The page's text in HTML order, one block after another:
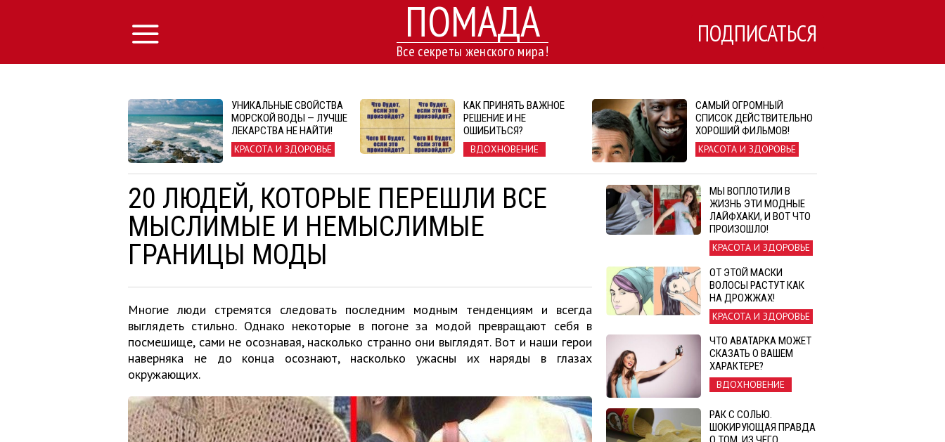
ПОМАДА
Все секреты женского мира!
ПОДПИСАТЬСЯ
УНИКАЛЬНЫЕ СВОЙСТВА
МОРСКОЙ ВОДЫ — ЛУЧШЕ
ЛЕКАРСТВА НЕ НАЙТИ!
КРАСОТА И ЗДОРОВЬЕ
КАК ПРИНЯТЬ ВАЖНОЕ
РЕШЕНИЕ И НЕ
ОШИБИТЬСЯ?
ВДОХНОВЕНИЕ
САМЫЙ ОГРОМНЫЙ
СПИСОК ДЕЙСТВИТЕЛЬНО
ХОРОШИЙ ФИЛЬМОВ!
КРАСОТА И ЗДОРОВЬЕ
20 ЛЮДЕЙ, КОТОРЫЕ ПЕРЕШЛИ ВСЕ
МЫСЛИМЫЕ И НЕМЫСЛИМЫЕ
ГРАНИЦЫ МОДЫ
Многие люди стремятся следовать последним модным тенденциям и всегда
выглядеть стильно. Однако некоторые в погоне за модой превращают себя в
посмешище, сами не осознавая, насколько странно они выглядят. Вот и наши герои
наверняка не до конца осознают, насколько ужасны их наряды в глазах
окружающих.
МЫ ВОПЛОТИЛИ В
ЖИЗНЬ ЭТИ МОДНЫЕ
ЛАЙФХАКИ, И ВОТ ЧТО
ПРОИЗОШЛО!
КРАСОТА И ЗДОРОВЬЕ
ОТ ЭТОЙ МАСКИ
ВОЛОСЫ РАСТУТ КАК
НА ДРОЖЖАХ!
КРАСОТА И ЗДОРОВЬЕ
ЧТО АВАТАРКА МОЖЕТ
СКАЗАТЬ О ВАШЕМ
ХАРАКТЕРЕ?
ВДОХНОВЕНИЕ
РАК С СОЛЬЮ.
ШОКИРУЮЩАЯ ПРАВДА